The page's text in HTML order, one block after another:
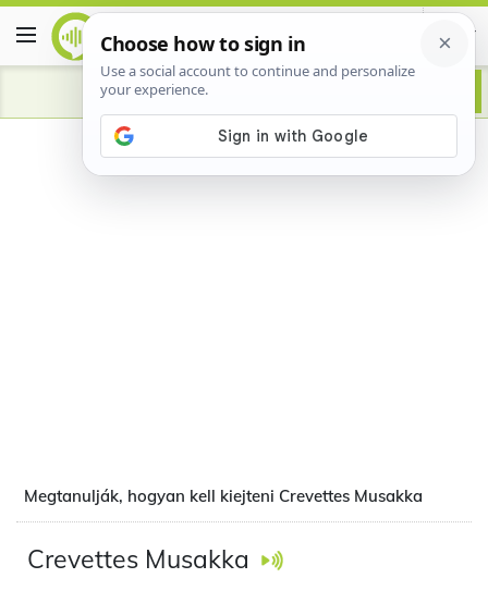
Advertisement
Megtanulják, hogyan kell kiejteni Crevettes Musakka
Crevettes Musakka